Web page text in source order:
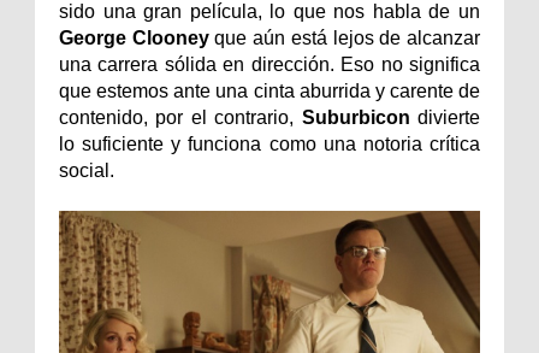
sido una gran película, lo que nos habla de un
George Clooneyque aún está lejos de alcanzar
una carrera sólida en dirección. Eso no significa
que estemos ante una cinta aburrida y carente de
contenido, por el contrario, Suburbicondivierte
lo suficiente y funciona como una notoria crítica
social.